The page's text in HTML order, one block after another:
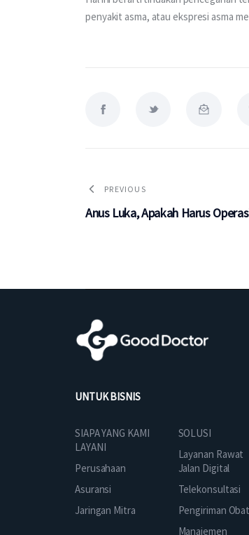
penyakit asma, atau ekspresi asma
PREVIOUS
Anus Luka, Apakah Harus
UNTUK BISNIS
SIAPA YANG KAMI
LAYANI
Perusahaan
Asuransi
Jaringan Mitra
SOLUSI
Layanan Rawat
Jalan Digital
Telekonsultasi
Pengiriman Obat
Manajemen